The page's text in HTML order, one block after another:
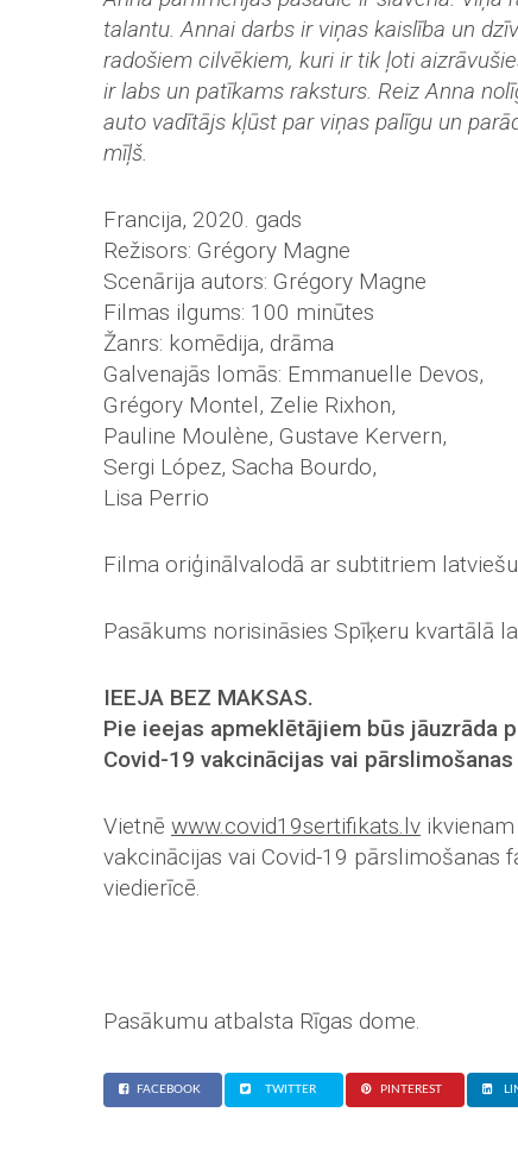
talantu. Annai darbs ir viņas kaislība un
radošiem cilvēkiem, kuri ir tik ļoti
ir labs un patīkams raksturs. Reiz Anna
auto vadītājs kļūst par viņas palīgu un
mīļš.
Francija, 2020. gads
Režisors: Grégory Magne
Scenārija autors: Grégory Magne
Filmas ilgums: 100 minūtes
Žanrs: komēdija, drāma
Galvenajās lomās: Emmanuelle Devos,
Grégory Montel, Zelie Rixhon,
Pauline Moulène, Gustave Kervern,
Sergi López, Sacha Bourdo,
Lisa Perrio
Filma oriģinālvalodā ar subtitriem
Pasākums norisināsies Spīķeru kvartālā
IEEJA BEZ MAKSAS.
Pie ieejas apmeklētājiem būs jāuzrāda
Covid-19 vakcinācijas vai
Vietnē www.covid19sertifikats.lv
vakcinācijas vai Covid-19 pārslimošanas
viedierīcē.
Pasākumu atbalsta Rīgas dome.
FACEBOOK TWITTER PINTEREST